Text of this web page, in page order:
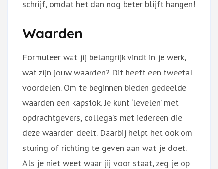
schrijf, omdat het dan nog beter blijft hangen!
Waarden
Formuleer wat jij belangrijk vindt in je werk,
wat zijn jouw waarden? Dit heeft een tweetal
voordelen. Om te beginnen bieden gedeelde
waarden een kapstok. Je kunt ‘levelen’ met
opdrachtgevers, collega’s met iedereen die
deze waarden deelt. Daarbij helpt het ook om
sturing of richting te geven aan wat je doet.
Als je niet weet waar jij voor staat, zeg je op